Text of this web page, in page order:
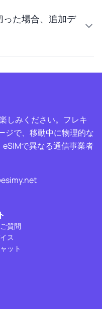
った場合、追加デ
しみください。フレキ
ジで、移動中に物理的な
で異なる通信事業者
質問
ス
ット